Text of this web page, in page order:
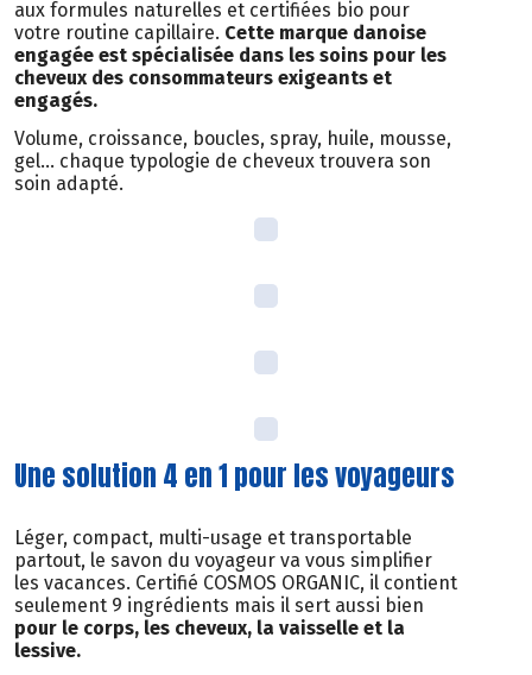
aux formules naturelles et certifiées bio pour
votre routine capillaire. Cette marque danoise
engagée est spécialisée dans les soins pour les
cheveux des consommateurs exigeants et
engagés.
Volume, croissance, boucles, spray, huile, mousse,
gel… chaque typologie de cheveux trouvera son
soin adapté.
Une solution 4 en 1 pour les voyageurs
Léger, compact, multi-usage et transportable
partout, le savon du voyageur va vous simplifier
les vacances. Certifié COSMOS ORGANIC, il contient
seulement 9 ingrédients mais il sert aussi bien
pour le corps, les cheveux, la vaisselle et la
lessive.